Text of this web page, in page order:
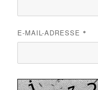
E-MAIL-ADRESSE *